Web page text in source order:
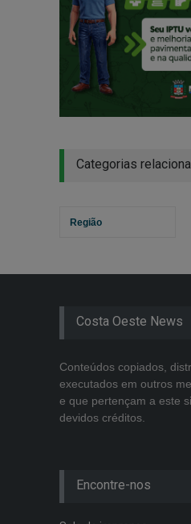
Categorias
Região
Costa Oeste News
Conteúdos copiados,
executados em outros
e que pertençam a este
devidos créditos.
Encontre-nos